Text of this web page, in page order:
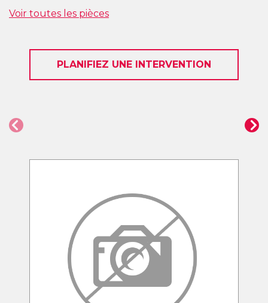
Voir toutes les pièces
PLANIFIEZ UNE INTERVENTION